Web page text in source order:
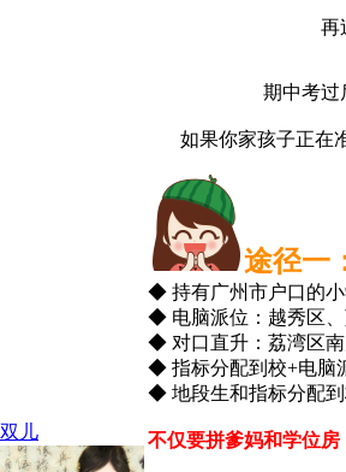
双儿
再
期中考过
如果你家孩子正在
途径一
◆ 持有广州市户口的
◆ 电脑派位：越秀区
◆ 对口直升：荔湾区
◆ 指标分配到校+电脑
◆ 地段生和指标分配
不仅要拼爹妈和学位房